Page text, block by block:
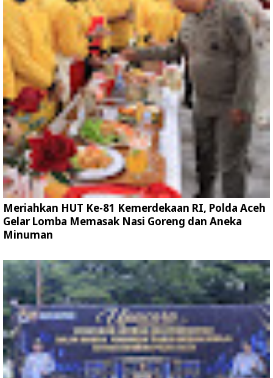
Meriahkan HUT Ke-81 Kemerdekaan RI, Polda Aceh
Gelar Lomba Memasak Nasi Goreng dan Aneka
Minuman